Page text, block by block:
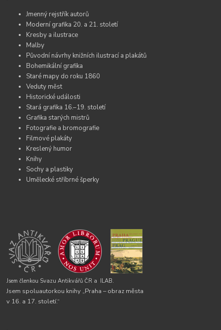
Jmenný rejstřík autorů
Moderní grafika 20. a 21. století
Kresby a ilustrace
Malby
Původní návrhy knižních ilustrací a plakátů
Bohemikální grafika
Staré mapy do roku 1860
Veduty měst
Historické události
Stará grafika 16.–19. století
Grafika starých mistrů
Fotografie a bromografie
Filmové plakáty
Kreslený humor
Knihy
Sochy a plastiky
Umělecké stříbrné šperky
Jsem členkou Svazu Antikvářů ČR a ILAB.
Jsem spoluautorkou knihy „Praha – obraz města
v 16. a 17. století.“